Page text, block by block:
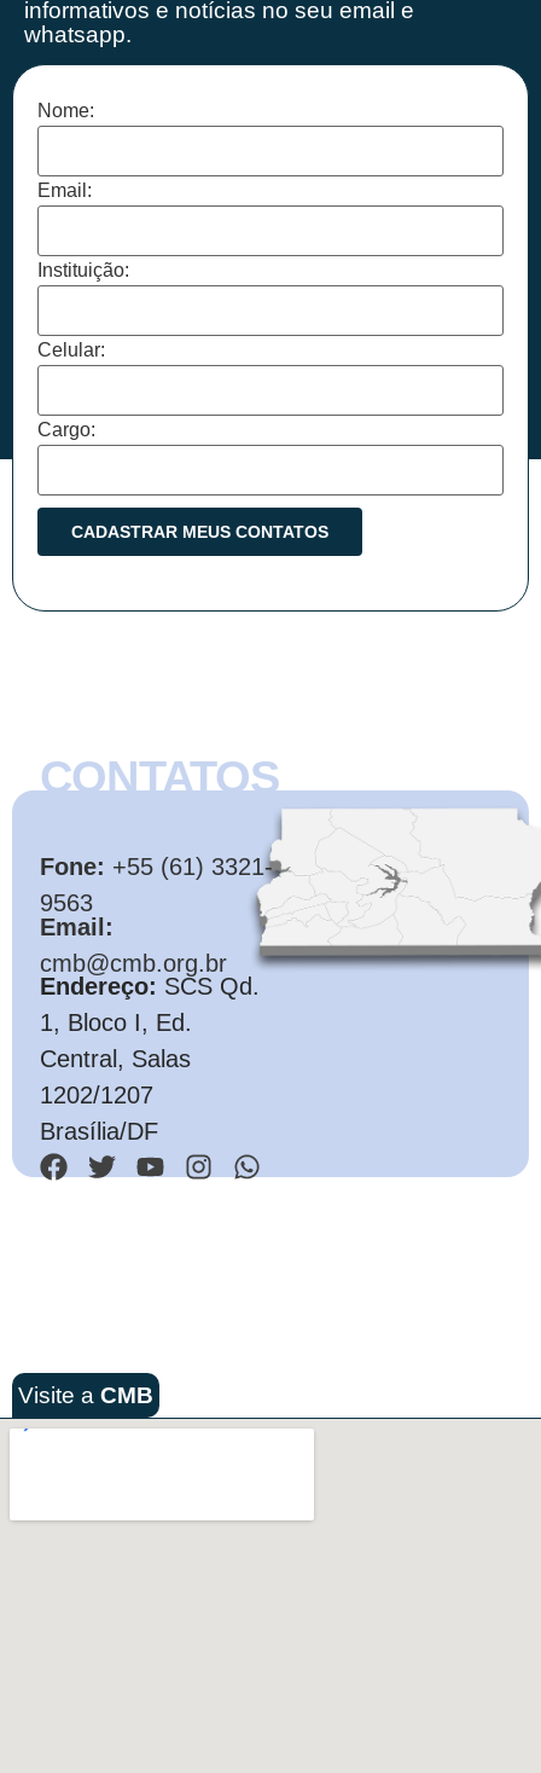
informativos e notícias no seu email e
whatsapp.
Nome:
Email:
Instituição:
Celular:
Cargo:
CONTATOS
Fone: +55 (61) 3321-
9563
Email:
cmb@cmb.org.br
Endereço: SCS Qd.
1, Bloco I, Ed.
Central, Salas
1202/1207
Brasília/DF
Visite a CMB